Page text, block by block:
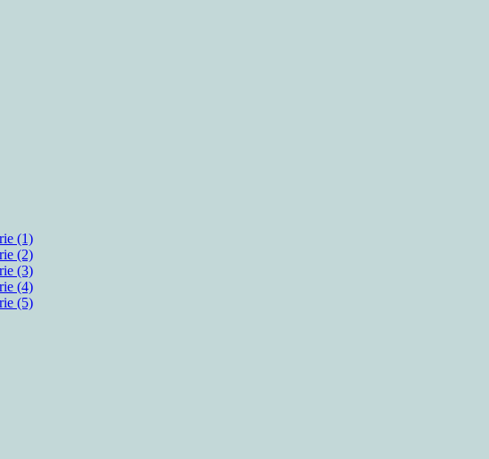
er en af Århus' og Danmarks største skakklubber med spillere i alle styrkelag.
(1)
(2)
(3)
(4)
(5)